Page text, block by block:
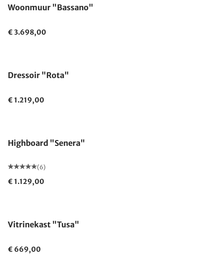
Woonmuur "Bassano"
€ 3.698,00
Dressoir "Rota"
€ 1.219,00
Highboard "Senera"
(6)
€ 1.129,00
Vitrinekast "Tusa"
€ 669,00